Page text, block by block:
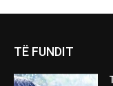
TË FUNDIT